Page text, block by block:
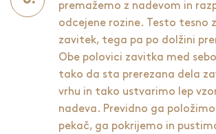
premažemo z nadevom in
odcejene rozine. Testo tesno
zavitek, tega pa po dolžini
Obe polovici zavitka med
tako da sta prerezana dela
vrhu in tako ustvarimo lep
nadeva. Previdno ga
pekač, ga pokrijemo in